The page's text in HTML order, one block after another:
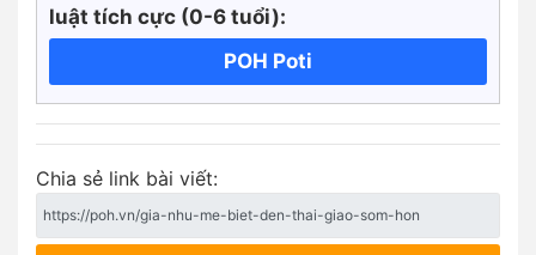
luật tích cực (0-6 tuổi):
POH Poti
Chia sẻ link bài viết: